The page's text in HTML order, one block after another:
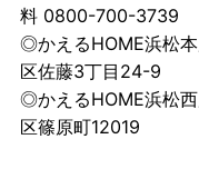
料 0800-700-3739
◎かえるHOME浜松
区佐藤3丁目24-9
◎かえるHOME浜松
区篠原町12019